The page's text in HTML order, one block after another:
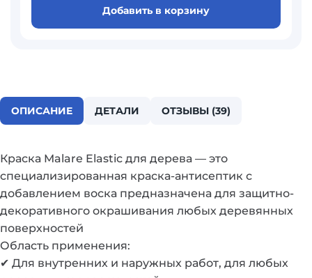
Добавить в корзину
ОПИСАНИЕ ДЕТАЛИ ОТЗЫВЫ (39)
Краска Malare Elastic для дерева — это
cпециализированная краска-антисептик с
добавлением воска предназначена для защитно-
декоративного окрашивания любых деревянных
поверхностей
Область применения:
✔ Для внутренних и наружных работ, для любых